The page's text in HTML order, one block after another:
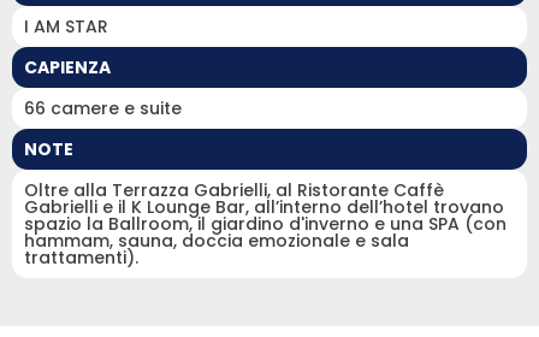
I AM STAR
CAPIENZA
66 camere e suite
NOTE
Oltre alla Terrazza Gabrielli, al Ristorante Caffè
Gabrielli e il K Lounge Bar, all’interno dell’hotel trovano
spazio la Ballroom, il giardino d'inverno e una SPA (con
hammam, sauna, doccia emozionale e sala
trattamenti).